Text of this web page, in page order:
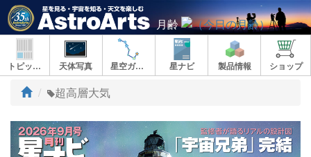
月齢
トピックス 天体写真 星空ガイド 星ナビ 製品情報 ショップ
ト
プ
超高層大気